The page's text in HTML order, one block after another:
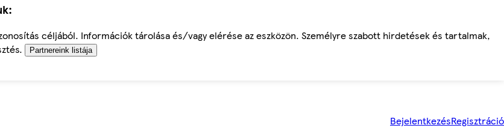
céljából. Információk tárolása és/vagy elérése az eszközön. Személyre szabott hirdetések és tartalmak,
Partnereink listája
BejelentkezésRegisztráció